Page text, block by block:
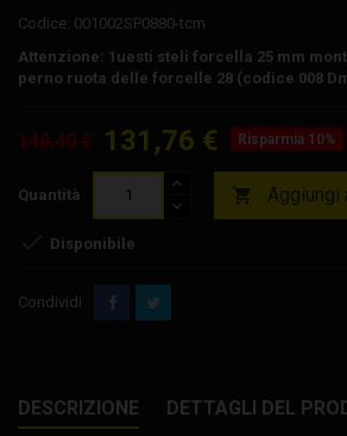
Codice: 001002SP0880-tcm
Attenzione: 1uesti steli forcella 25 mm
perno ruota delle forcelle 28 (codice 008
146,40 € 131,76 € Risparmia 10%
Quantità  Aggiungi
 Disponibile
Condividi
DESCRIZIONE
DETTAGLI DEL